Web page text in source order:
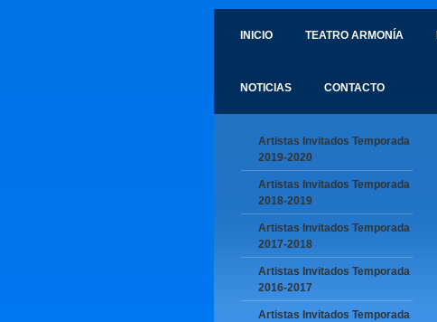
INICIO TEATRO ARMONÍA
NOTICIAS CONTACTO
Artistas Invitados Temporada
2019-2020
Artistas Invitados Temporada
2018-2019
Artistas Invitados Temporada
2017-2018
Artistas Invitados Temporada
2016-2017
Artistas Invitados Temporada